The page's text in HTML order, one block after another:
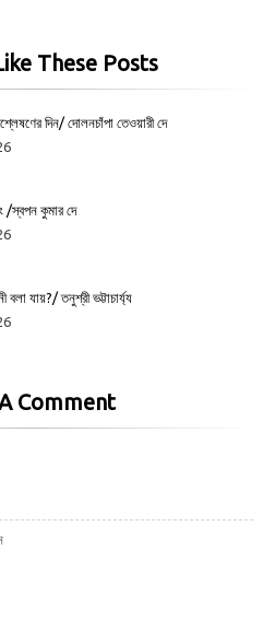
These Posts
দিন/ দোলনচাঁপা তেওয়ারী দে
/স্বপন কুমার দে
বলা যায়?/ তনুশ্রী ভট্টাচার্য্য
Comment